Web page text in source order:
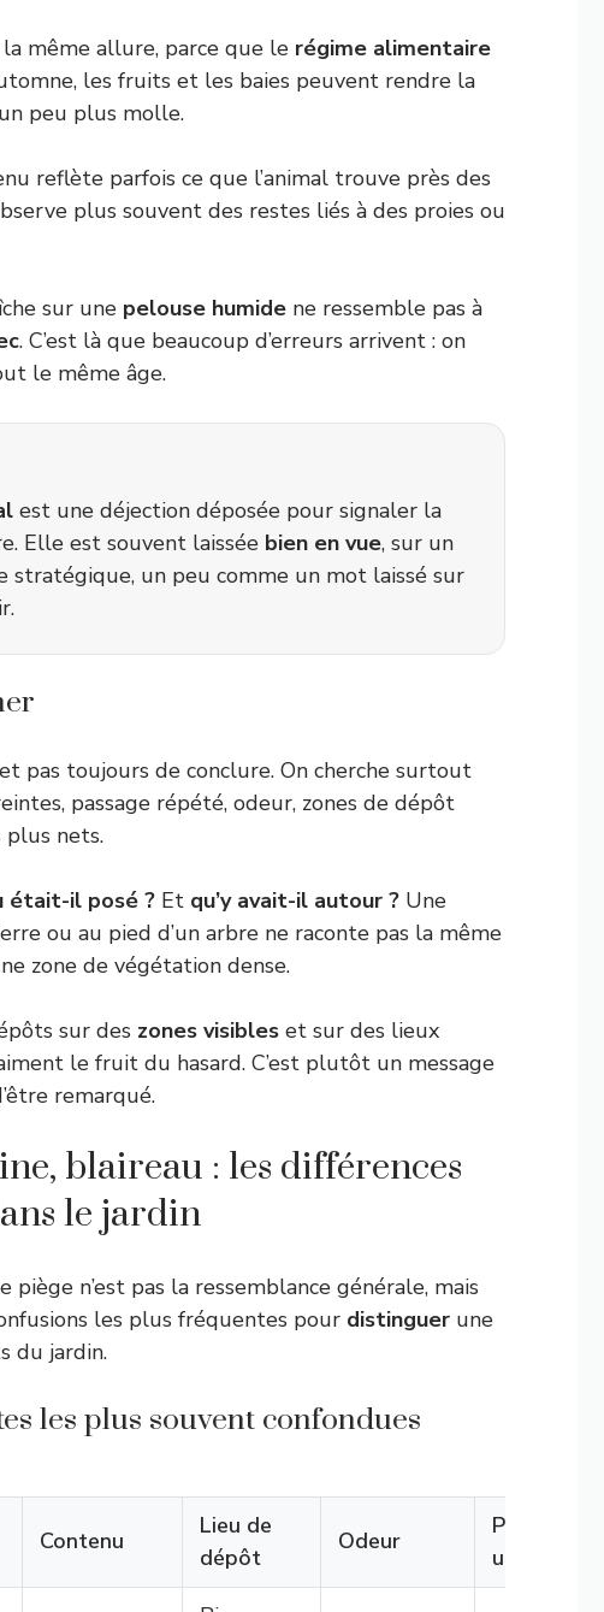
la même allure, parce que le régime alimentaire
les fruits et les baies peuvent rendre la
peu plus molle.
reflète parfois ce que l’animal trouve près des
plus souvent des restes liés à des proies ou
sur une pelouse humide ne ressemble pas à
. C’est là que beaucoup d’erreurs arrivent : on
le même âge.
est une déjection déposée pour signaler la
Elle est souvent laissée bien en vue, sur un
stratégique, un peu comme un mot laissé sur
pas toujours de conclure. On cherche surtout
passage répété, odeur, zones de dépôt
plus nets.
était-il posé ? Et qu’y avait-il autour ? Une
ou au pied d’un arbre ne raconte pas la même
zone de végétation dense.
sur des zones visibles et sur des lieux
le fruit du hasard. C’est plutôt un message
remarqué.
blaireau : les différences
le jardin
n’est pas la ressemblance générale, mais
les plus fréquentes pour distinguer une
du jardin.
les plus souvent confondues
Contenu
Lieu de
dépôt
Odeur
Particularité
utile